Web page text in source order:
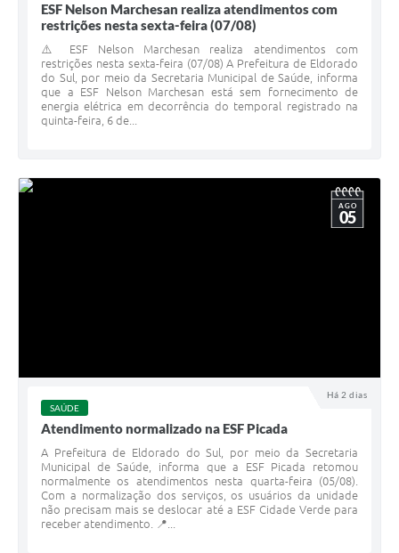
ESF Nelson Marchesan realiza atendimentos com
restrições nesta sexta-feira (07/08)
⚠️ ESF Nelson Marchesan realiza atendimentos com
restrições nesta sexta-feira (07/08) A Prefeitura de Eldorado
do Sul, por meio da Secretaria Municipal de Saúde, informa
que a ESF Nelson Marchesan está sem fornecimento de
energia elétrica em decorrência do temporal registrado na
quinta-feira, 6 de...
Há 2 dias
AGO
05
SAÚDE
Atendimento normalizado na ESF Picada
A Prefeitura de Eldorado do Sul, por meio da Secretaria
Municipal de Saúde, informa que a ESF Picada retomou
normalmente os atendimentos nesta quarta-feira (05/08).
Com a normalização dos serviços, os usuários da unidade
não precisam mais se deslocar até a ESF Cidade Verde para
receber atendimento. 📍...